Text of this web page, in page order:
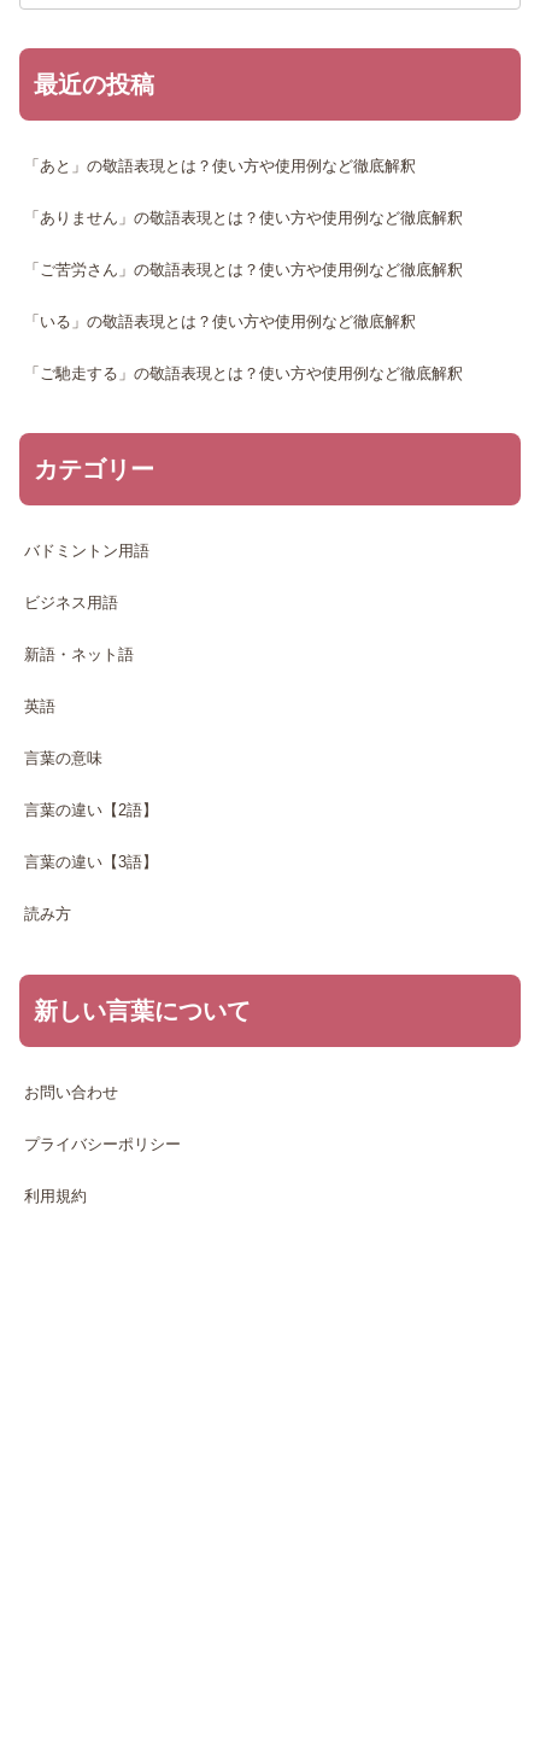
最近の投稿
「あと」の敬語表現とは？使い方や使用例など徹底解釈
「ありません」の敬語表現とは？使い方や使用例など徹底解釈
「ご苦労さん」の敬語表現とは？使い方や使用例など徹底解釈
「いる」の敬語表現とは？使い方や使用例など徹底解釈
「ご馳走する」の敬語表現とは？使い方や使用例など徹底解釈
カテゴリー
バドミントン用語
ビジネス用語
新語・ネット語
英語
言葉の意味
言葉の違い【2語】
言葉の違い【3語】
読み方
新しい言葉について
お問い合わせ
プライバシーポリシー
利用規約